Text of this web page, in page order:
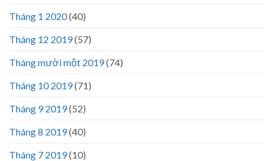
Tháng 1 2020(40)
Tháng 12 2019(57)
Tháng mười một 2019(74)
Tháng 10 2019(71)
Tháng 9 2019(52)
Tháng 8 2019(40)
Tháng 7 2019(10)